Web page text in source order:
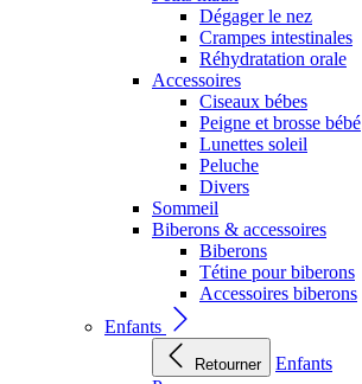
Dégager le nez
Crampes intestinales
Réhydratation orale
Accessoires
Ciseaux bébes
Peigne et brosse bébé
Lunettes soleil
Peluche
Divers
Sommeil
Biberons & accessoires
Biberons
Tétine pour biberons
Accessoires biberons
Enfants
Retourner
Enfants